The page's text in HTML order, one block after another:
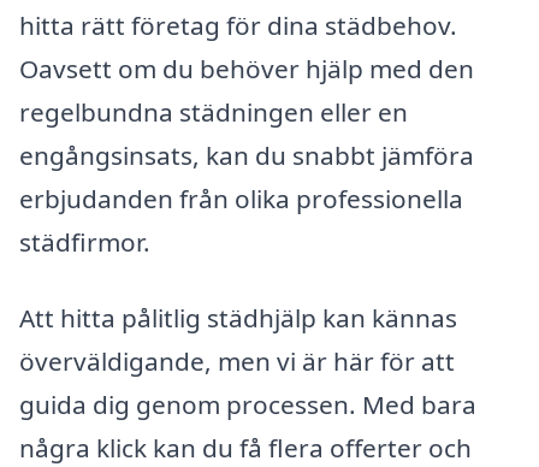
hitta rätt företag för dina städbehov.
Oavsett om du behöver hjälp med den
regelbundna städningen eller en
engångsinsats, kan du snabbt jämföra
erbjudanden från olika professionella
städfirmor.
Att hitta pålitlig städhjälp kan kännas
överväldigande, men vi är här för att
guida dig genom processen. Med bara
några klick kan du få flera offerter och